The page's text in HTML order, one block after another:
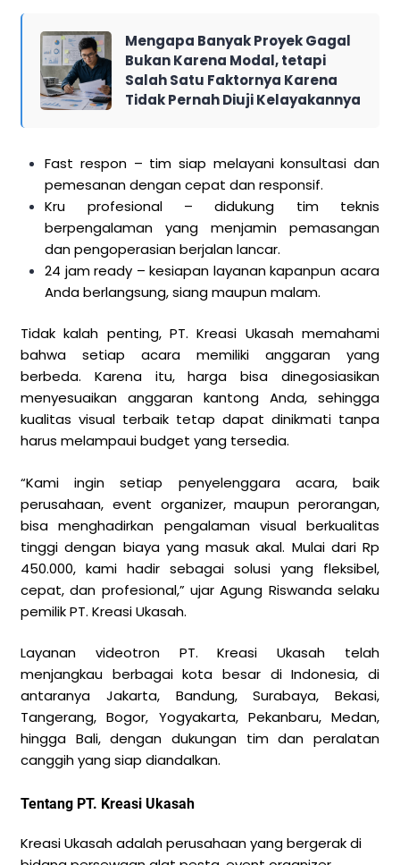
Mengapa Banyak Proyek Gagal
Bukan Karena Modal, tetapi
Salah Satu Faktornya Karena
Tidak Pernah Diuji Kelayakannya
Fast respon – tim siap melayani konsultasi dan
pemesanan dengan cepat dan responsif.
Kru profesional – didukung tim teknis
berpengalaman yang menjamin pemasangan
dan pengoperasian berjalan lancar.
24 jam ready – kesiapan layanan kapanpun acara
Anda berlangsung, siang maupun malam.
Tidak kalah penting, PT. Kreasi Ukasah memahami
bahwa setiap acara memiliki anggaran yang
berbeda. Karena itu, harga bisa dinegosiasikan
menyesuaikan anggaran kantong Anda, sehingga
kualitas visual terbaik tetap dapat dinikmati tanpa
harus melampaui budget yang tersedia.
“Kami ingin setiap penyelenggara acara, baik
perusahaan, event organizer, maupun perorangan,
bisa menghadirkan pengalaman visual berkualitas
tinggi dengan biaya yang masuk akal. Mulai dari Rp
450.000, kami hadir sebagai solusi yang fleksibel,
cepat, dan profesional,” ujar Agung Riswanda selaku
pemilik PT. Kreasi Ukasah.
Layanan videotron PT. Kreasi Ukasah telah
menjangkau berbagai kota besar di Indonesia, di
antaranya Jakarta, Bandung, Surabaya, Bekasi,
Tangerang, Bogor, Yogyakarta, Pekanbaru, Medan,
hingga Bali, dengan dukungan tim dan peralatan
canggih yang siap diandalkan.
Tentang PT. Kreasi Ukasah
Kreasi Ukasah adalah perusahaan yang bergerak di